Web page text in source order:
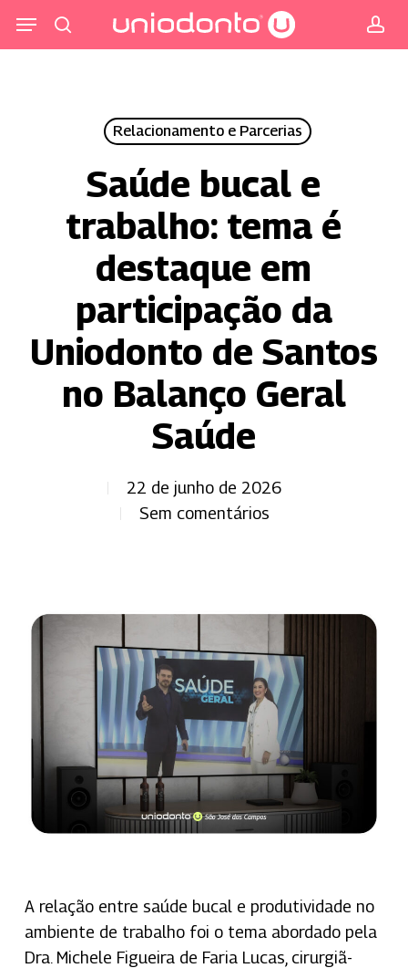
para
Menu
Relacionamento e Parcerias
Saúde bucal e
trabalho: tema é
destaque em
participação da
Uniodonto de Santos
no Balanço Geral
Saúde
22 de junho de 2026
Sem comentários
A relação entre saúde bucal e produtividade no
ambiente de trabalho foi o tema abordado pela
Dra. Michele Figueira de Faria Lucas, cirurgiã-